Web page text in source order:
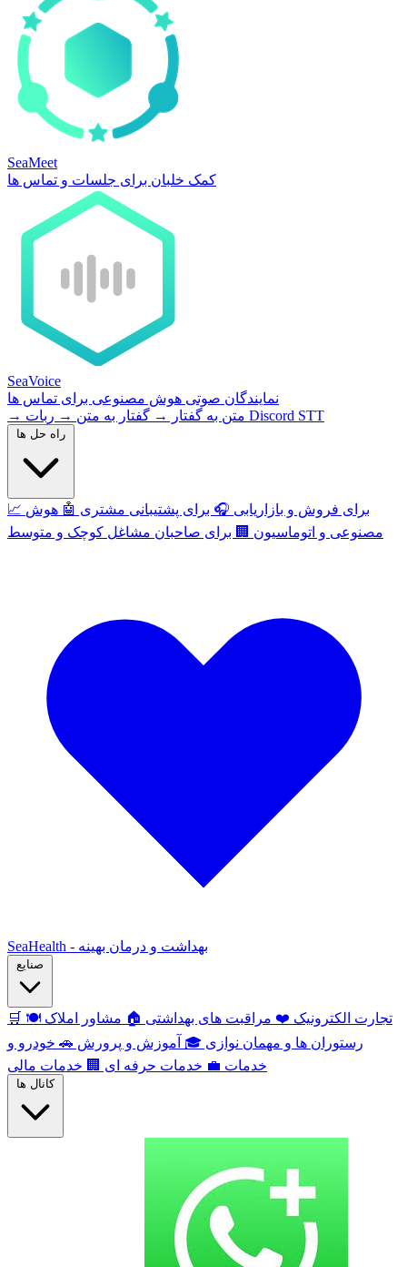
SeaMeet
کمک خلبان برای جلسات و تماس ها
SeaVoice
نمایندگان صوتی هوش مصنوعی برای تماس ها
→
متن به گفتار → گفتار به متن → ربات Discord STT
📈 برای فروش و بازاریابی 🎧 برای پشتیبانی مشتری 🤖 هوش
مصنوعی و اتوماسیون 🏢 برای صاحبان مشاغل کوچک و متوسط
SeaHealth - بهداشت و درمان بهینه
🛒 تجارت الکترونیک ❤️ مراقبت های بهداشتی 🏠 مشاور املاک 🍽️
رستوران ها و مهمان نوازی 🎓 آموزش و پرورش 🚗 خودرو و
خدمات 💼 خدمات حرفه ای 🏢 خدمات مالی
کانال ها